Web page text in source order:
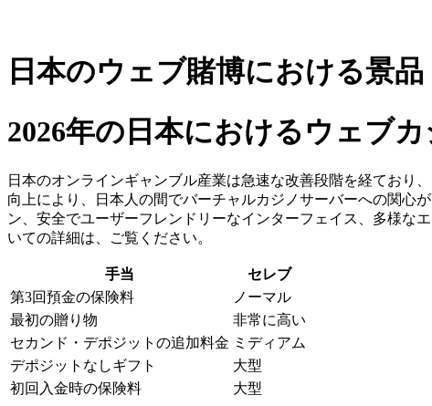
日本のウェブ賭博における景品
2026年の日本におけるウェブカ
日本のオンラインギャンブル産業は急速な改善段階を経ており
向上により、日本人の間でバーチャルカジノサーバーへの関心
ン、安全でユーザーフレンドリーなインターフェイス、多様な
いての詳細は、ご覧ください。
手当
セレブ
第3回預金の保険料
ノーマル
最初の贈り物
非常に高い
セカンド・デポジットの追加料金 ミディアム
デポジットなしギフト
大型
初回入金時の保険料
大型